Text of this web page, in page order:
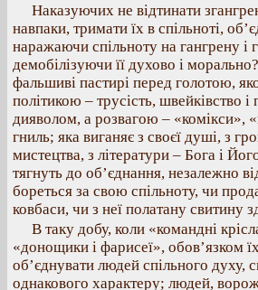
Наказуючих не відтинати
навпаки, тримати їх в спільноті,
наражаючи спільноту на гангрену і
демобілізуючи її духово і
фальшиві пастирі перед голотою,
політикою – трусість, швейківство і
дияволом, а розвагою – «комікси»,
гниль; яка виганяє з своєї душі, з
мистецтва, з літератури – Бога і
тягнуть до об’єднання, незалежно
бореться за свою спільноту, чи
ковбаси, чи з неї полатану свитину
В таку добу, коли «командні
«донощики і фарисеї», обов’язком
об’єднувати людей спільного духу,
однакового характеру; людей,